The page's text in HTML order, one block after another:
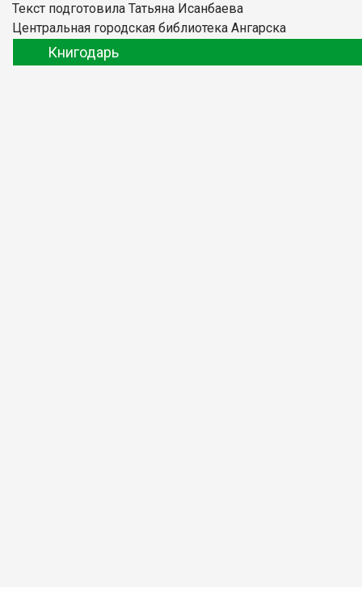
Текст подготовила Татьяна Исанбаева
Центральная городская библиотека Ангарска
Книгодарь